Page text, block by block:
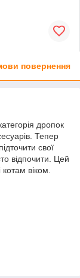
повернення
дропок
Тепер
свої
відпочити. Цей
віком.